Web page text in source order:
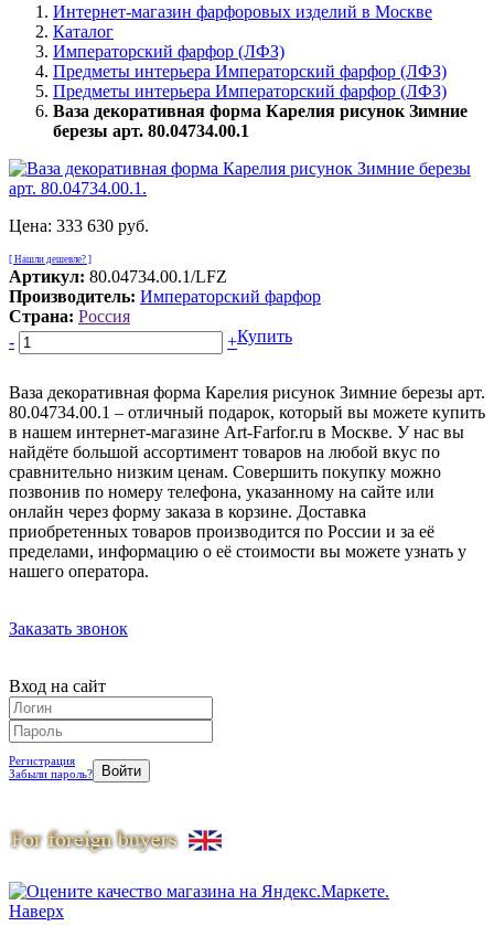
Интернет-магазин фарфоровых изделий в Москве
Каталог
Императорский фарфор (ЛФЗ)
Предметы интерьера Императорский фарфор (ЛФЗ)
Предметы интерьера Императорский фарфор (ЛФЗ)
Ваза декоративная форма Карелия рисунок Зимние
березы арт. 80.04734.00.1
Цена: 333 630 руб.
[ Нашли дешевле? ]
Артикул: 80.04734.00.1/LFZ
Производитель: Императорский фарфор
Страна: Россия
-
+Купить
Ваза декоративная форма Карелия рисунок Зимние березы арт.
80.04734.00.1 – отличный подарок, который вы можете купить
в нашем интернет-магазине Art-Farfor.ru в Москве. У нас вы
найдёте большой ассортимент товаров на любой вкус по
сравнительно низким ценам. Совершить покупку можно
позвонив по номеру телефона, указанному на сайте или
онлайн через форму заказа в корзине. Доставка
приобретенных товаров производится по России и за её
пределами, информацию о её стоимости вы можете узнать у
нашего оператора.
Заказать звонок
Вход на сайт
Регистрация
Забыли пароль?
Наверх